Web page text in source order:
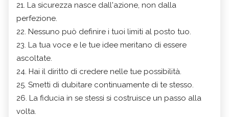
21. La sicurezza nasce dall'azione, non dalla
perfezione.
22. Nessuno può definire i tuoi limiti al posto tuo.
23. La tua voce e le tue idee meritano di essere
ascoltate.
24. Hai il diritto di credere nelle tue possibilità.
25. Smetti di dubitare continuamente di te stesso.
26. La fiducia in se stessi si costruisce un passo alla
volta.